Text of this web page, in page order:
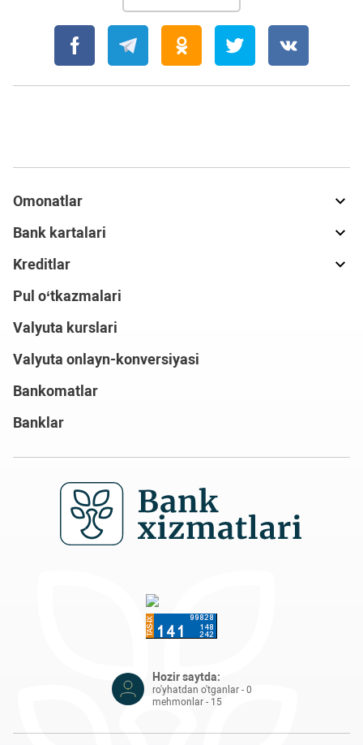
Omonatlar
Bank kartalari
Kreditlar
Pul o‘tkazmalari
Valyuta kurslari
Valyuta onlayn-konversiyasi
Bankomatlar
Banklar
Hozir saytda:
ro'yhatdan o'tganlar - 0
mehmonlar - 15